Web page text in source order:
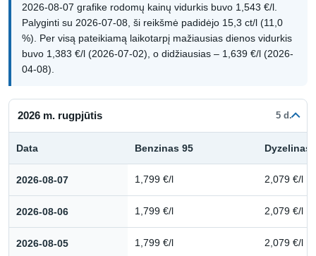
2026-08-07 grafike rodomų kainų vidurkis buvo 1,543 €/l.
Palyginti su 2026-07-08, ši reikšmė padidėjo 15,3 ct/l (11,0
%). Per visą pateikiamą laikotarpį mažiausias dienos vidurkis
buvo 1,383 €/l (2026-07-02), o didžiausias – 1,639 €/l (2026-
04-08).
2026 m. rugpjūtis 5 d.
Data Benzinas 95 Dyzelinas
2026-08-07 1,799 €/l 2,079 €/l
2026-08-06 1,799 €/l 2,079 €/l
2026-08-05 1,799 €/l 2,079 €/l